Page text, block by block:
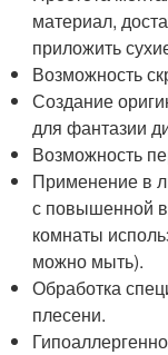
материал,
приложить
Возможность
Создание
для фантазии
Возможность
Применение в
с повышенной
комнаты
можно мыть).
Обработка
плесени.